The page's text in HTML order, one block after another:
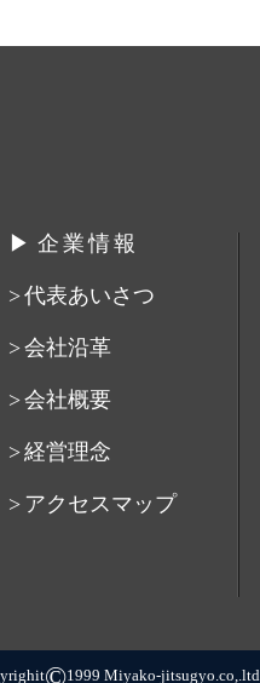
企業情報
代表あいさつ
会社沿革
会社概要
経営理念
アクセスマップ
©1999 Miyako-jitsugyo.co,.ltd.